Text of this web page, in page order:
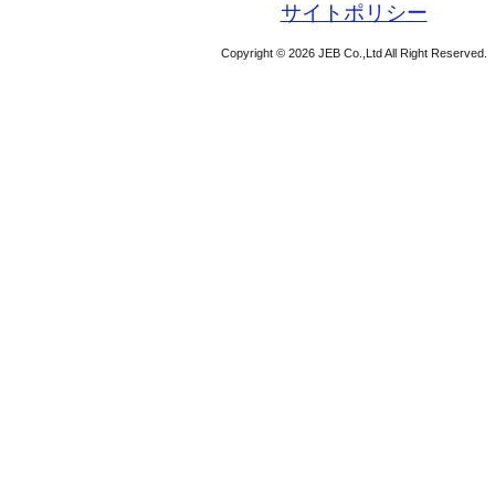
サイトポリシー
Copyright © 2026 JEB Co.,Ltd All Right Reserved.